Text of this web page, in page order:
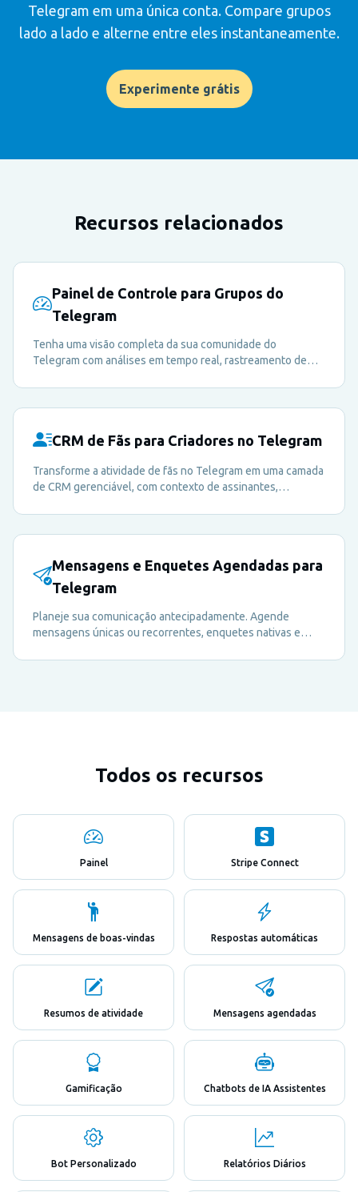
Telegram em uma única conta. Compare grupos
lado a lado e alterne entre eles instantaneamente.
Experimente grátis
Recursos relacionados
Painel de Controle para Grupos do
Telegram
Tenha uma visão completa da sua comunidade do
Telegram com análises em tempo real, rastreamento de
painel.
CRM de Fãs para Criadores no Telegram
Transforme a atividade de fãs no Telegram em uma camada
de CRM gerenciável, com contexto de assinantes,
supervisão em estilo portfólio.
Mensagens e Enquetes Agendadas para
Telegram
Planeje sua comunicação antecipadamente. Agende
mensagens únicas ou recorrentes, enquetes nativas e
quando você estiver offline.
Todos os recursos
Painel Stripe Connect
Mensagens de boas-vindas Respostas automáticas
Resumos de atividade Mensagens agendadas
Gamificação Chatbots de IA Assistentes
Bot Personalizado Relatórios Diários